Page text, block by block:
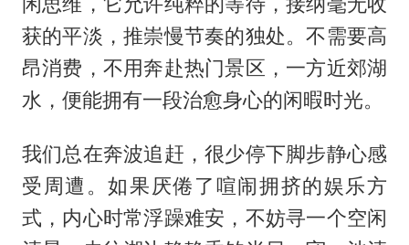
获的平淡，推崇慢节奏的独处。不需要高
昂消费，不用奔赴热门景区，一方近郊湖
水，便能拥有一段治愈身心的闲暇时光。
我们总在奔波追赶，很少停下脚步静心感
受周遭。如果厌倦了喧闹拥挤的娱乐方
式，内心时常浮躁难安，不妨寻一个空闲